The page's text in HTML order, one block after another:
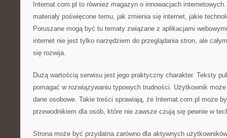
Internat.com.pl to również magazyn o innowacjach
materiały poświęcone temu, jak zmienia się internet, jakie
Poruszane mogą być tu tematy związane z aplikacjami
internet nie jest tylko narzędziem do przeglądania stron, ale
się rozwija.
Dużą wartością serwisu jest jego praktyczny charakter. Teksty
pomagać w rozwiązywaniu typowych trudności. Użytkownik
dane osobowe. Takie treści sprawiają, że Internat.com.pl może
przewodnikiem dla osób, które nie zawsze czują się pewnie w
Strona może być przydatna zarówno dla aktywnych